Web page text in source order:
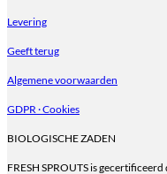
Levering
Geeft terug
Algemene voorwaarden
GDPR · Cookies
BIOLOGISCHE ZADEN
FRESH SPROUTS is